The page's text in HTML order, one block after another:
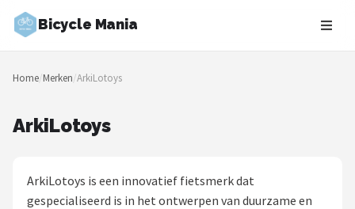
Bicycle Mania
Zoeken
NAVIGATIE
Blog
Home/Merken/ArkiLotoys
ArkiLotoys
ArkiLotoys is een innovatief fietsmerk dat
gespecialiseerd is in het ontwerpen van duurzame en